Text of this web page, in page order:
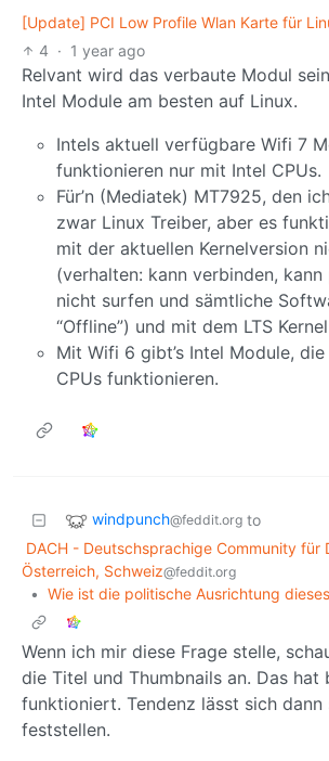
[Update] PCI Low Profile Wlan Karte für
4 · 1 year ago
Relvant wird das verbaute Modul
Intel Module am besten auf Linux.
Intels aktuell verfügbare Wifi 7
funktionieren nur mit Intel CPUs.
Für’n (Mediatek) MT7925, den
zwar Linux Treiber, aber es
mit der aktuellen Kernelversion
(verhalten: kann verbinden, kann
nicht surfen und sämtliche
“Offline”) und mit dem LTS
Mit Wifi 6 gibt’s Intel Module,
CPUs funktionieren.
windpunch@feddit.org to
DACH - Deutschsprachige Community für
Österreich, Schweiz@feddit.org
• Wie ist die politische Ausrichtung
Wenn ich mir diese Frage stelle,
die Titel und Thumbnails an. Das hat
funktioniert. Tendenz lässt sich dann
feststellen.